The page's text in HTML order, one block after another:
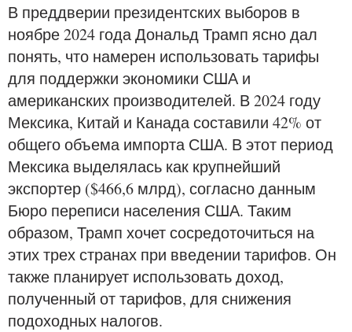
В преддверии президентских выборов в
ноябре 2024 года Дональд Трамп ясно дал
понять, что намерен использовать тарифы
для поддержки экономики США и
американских производителей. В 2024 году
Мексика, Китай и Канада составили 42% от
общего объема импорта США. В этот период
Мексика выделялась как крупнейший
экспортер ($466,6 млрд), согласно данным
Бюро переписи населения США. Таким
образом, Трамп хочет сосредоточиться на
этих трех странах при введении тарифов. Он
также планирует использовать доход,
полученный от тарифов, для снижения
подоходных налогов.